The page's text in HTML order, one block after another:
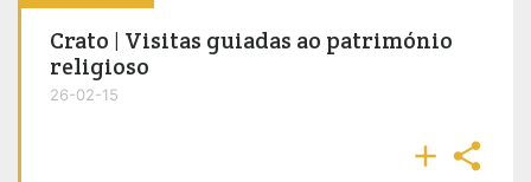
Crato | Visitas guiadas ao património
religioso
26-02-15
 